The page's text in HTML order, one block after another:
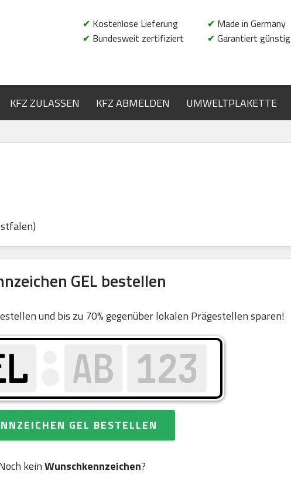
✔ Kostenlose Lieferung
✔ Bundesweit zertifiziert
✔ Made in Germany
✔ Garantiert günstig
KFZ ZULASSEN KFZ ABMELDEN UMWELTPLAKETTE
GEL bestellen
und bis zu 70% gegenüber lokalen Prägestellen sparen!
GEL BESTELLEN
keinWunschkennzeichen?